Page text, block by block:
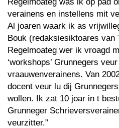
verainens en instellens mit
Al joaren waark ik as
Bouk (redaksiesiktoares van
Regelmoateg wer ik vroagd
‘workshops’ Grunnegers
vraauwenverainens. Van
docent veur lu dij
wollen. Ik zat 10 joar in t
Grunneger
veurzitter.”